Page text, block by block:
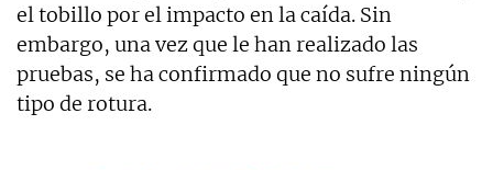
el tobillo por el impacto en la caída. Sin
embargo, una vez que le han realizado las
pruebas, se ha confirmado que no sufre ningún
tipo de rotura.